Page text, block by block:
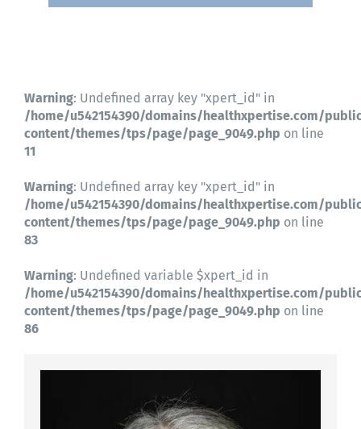
Warning: Undefined array key "xpert_id" in
/home/u542154390/domains/healthxpertise.com/
content/themes/tps/page/page_9049.php on line
11
Warning: Undefined array key "xpert_id" in
/home/u542154390/domains/healthxpertise.com/
content/themes/tps/page/page_9049.php on line
83
Warning: Undefined variable $xpert_id in
/home/u542154390/domains/healthxpertise.com/
content/themes/tps/page/page_9049.php on line
86